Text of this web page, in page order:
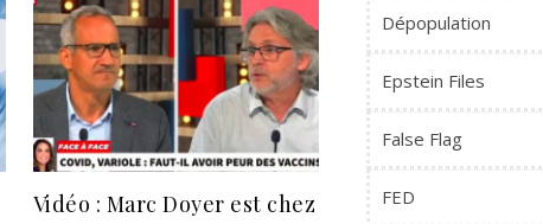
Vidéo : Marc Doyer est chez
Dépopulation
Epstein Files
False Flag
FED